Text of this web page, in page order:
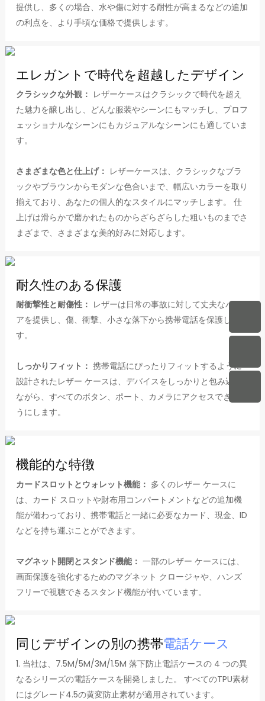
提供し、多くの場合、水や傷に対する耐性が高まるなどの追加
の利点を、より手頃な価格で提供します。
エレガントで時代を超越したデザイン
クラシックな外観： レザーケースはクラシックで時代を超え
た魅力を醸し出し、どんな服装やシーンにもマッチし、プロフ
ェッショナルなシーンにもカジュアルなシーンにも適していま
す。
さまざまな色と仕上げ： レザーケースは、クラシックなブラ
ックやブラウンからモダンな色合いまで、幅広いカラーを取り
揃えており、あなたの個人的なスタイルにマッチします。 仕
上げは滑らかで磨かれたものからざらざらした粗いものまでさ
まざまで、さまざまな美的好みに対応します。
耐久性のある保護
耐衝撃性と耐傷性： レザーは日常の事故に対して丈夫なバリ
アを提供し、傷、衝撃、小さな落下から携帯電話を保護しま
す。
しっかりフィット： 携帯電話にぴったりフィットするように
設計されたレザー ケースは、デバイスをしっかりと包み込み
ながら、すべてのボタン、ポート、カメラにアクセスできるよ
うにします。
機能的な特徴
カードスロットとウォレット機能： 多くのレザー ケースに
は、カード スロットや財布用コンパートメントなどの追加機
能が備わっており、携帯電話と一緒に必要なカード、現金、ID
などを持ち運ぶことができます。
マグネット開閉とスタンド機能： 一部のレザー ケースには、
画面保護を強化するためのマグネット クロージャや、ハンズ
フリーで視聴できるスタンド機能が付いています。
同じデザインの別の携帯電話ケース
1. 当社は、7.5M/5M/3M/1.5M 落下防止電話ケースの 4 つの異
なるシリーズの電話ケースを開発しました。 すべてのTPU素材
にはグレード4.5の黄変防止素材が適用されています。